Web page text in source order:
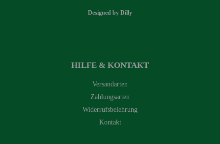
Designed by Dilly
HILFE & KONTAKT
Versandarten
Zahlungsarten
Widerrufsbelehrung
Kontakt